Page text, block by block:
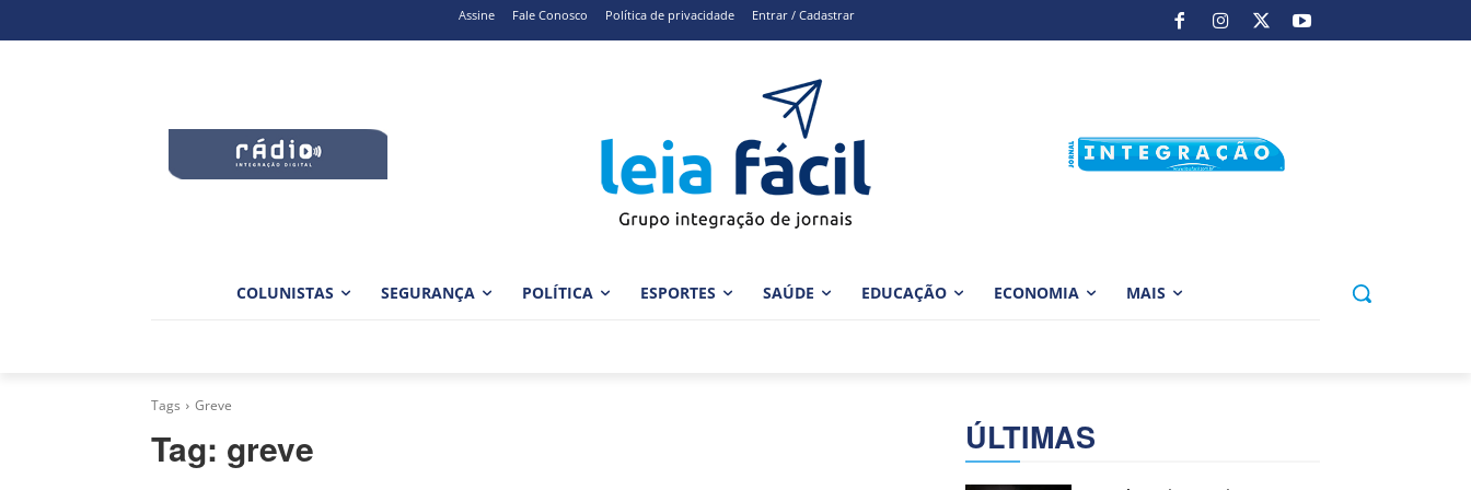
Assine Fale Conosco Política de privacidade Entrar / Cadastrar
COLUNISTAS SEGURANÇA POLÍTICA ESPORTES SAÚDE EDUCAÇÃO ECONOMIA MAIS
Tags Greve
Tag: greve ÚLTIMAS